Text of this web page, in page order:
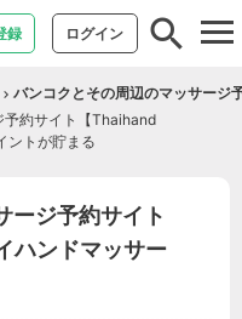
録 ログイン
バンコクとその周辺のマッサー
予約サイト【Thaihand
ントが貯まる
ージ予約サイト
ハンドマッサー